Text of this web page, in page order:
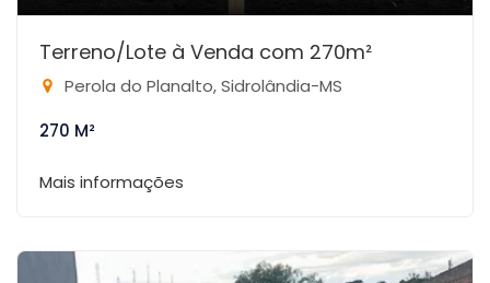
Terreno/Lote à Venda com 270m²
Perola do Planalto, Sidrolândia-MS
270 M²
Mais informações